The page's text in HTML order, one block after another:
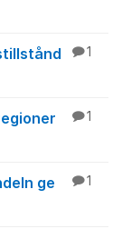
1
1
ge
1